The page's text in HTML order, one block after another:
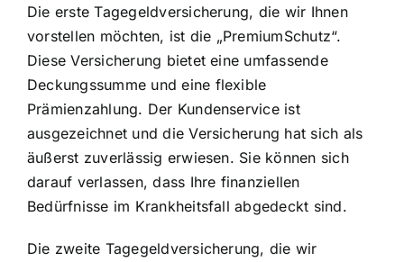
Die erste Tagegeldversicherung, die wir Ihnen
vorstellen möchten, ist die „PremiumSchutz“.
Diese Versicherung bietet eine umfassende
Deckungssumme und eine flexible
Prämienzahlung. Der Kundenservice ist
ausgezeichnet und die Versicherung hat sich als
äußerst zuverlässig erwiesen. Sie können sich
darauf verlassen, dass Ihre finanziellen
Bedürfnisse im Krankheitsfall abgedeckt sind.
Die zweite Tagegeldversicherung, die wir